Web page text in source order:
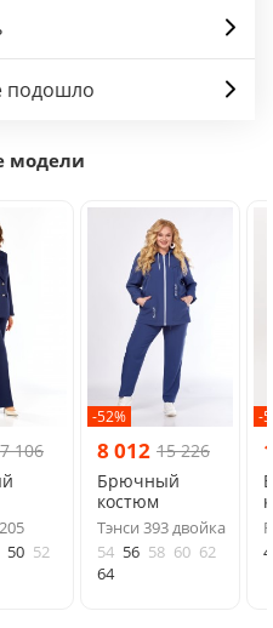
подошло
модели
106
50 52
-52%
8 012 15 226
Брючный
костюм
Тэнси 393 двойка
54 56 58 60 62
64
-